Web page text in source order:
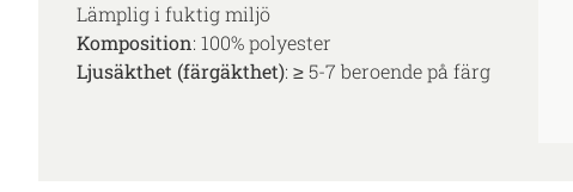
Lämplig i fuktig miljö
Komposition: 100% polyester
Ljusäkthet (färgäkthet): ≥ 5-7 beroende på färg